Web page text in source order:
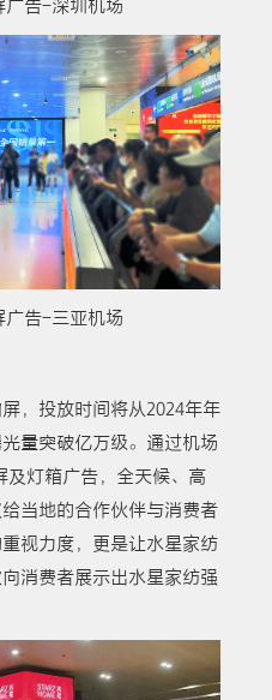
广告-深圳机场
广告-三亚机场
，投放时间将从2024年年
量突破亿万级。通过机场
及灯箱广告，全天候、高
当地的合作伙伴与消费者
视力度，更是让水星家纺
消费者展示出水星家纺强